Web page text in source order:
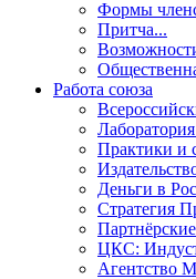
Формы
Притча...
Работа союза
Практики и
Деньги в
Стратегия
ЦКС: